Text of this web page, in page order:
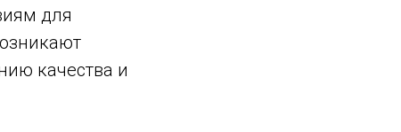
для
качества и